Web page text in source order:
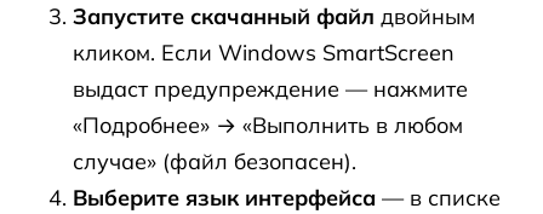
Запустите скачанный файл двойным
кликом. Если Windows SmartScreen
выдаст предупреждение — нажмите
«Подробнее» → «Выполнить в любом
случае» (файл безопасен).
Выберите язык интерфейса — в списке